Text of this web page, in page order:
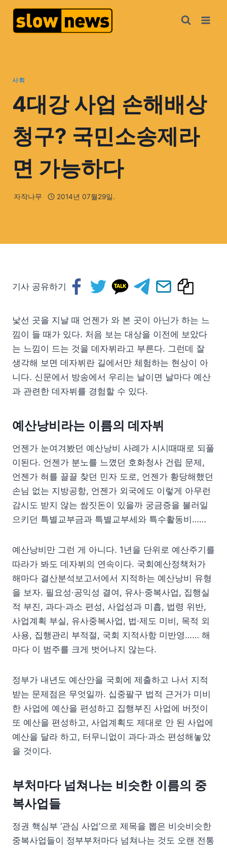
사회
4대강 사업 손해배상
청구? 국민소송제라
면 가능하다
자작나무 2014년 07월29일.
기사 공유하기
낯선 곳을 지날 때 언젠가 와 본 곳이 아닌가 하는 느
낌이 들 때가 있다. 처음 보는 대상을 이전에 보았다
는 느낌이 드는 것을 데자뷔라고 부른다. 그런데 잘
생각해 보면 데자뷔란 길에서만 체험하는 현상이 아
니다. 신문에서 방송에서 우리는 날이면 날마다 예산
과 관련한 데자뷔를 경험할 수 있다.
예산낭비라는 이름의 데자뷔
언젠가 눈여겨봤던 예산낭비 사례가 시시때때로 되풀
이된다. 언젠가 분노를 느꼈던 호화청사 건립 문제,
언젠가 혀를 끌끌 찾던 민자 도로, 언젠가 황당해했던
손님 없는 지방공항, 언젠가 외국에도 이렇게 아무런
감시도 받지 않는 쌈짓돈이 있을까 궁금증을 불러일
으키던 특별교부금과 특별교부세와 특수활동비……
예산낭비만 그런 게 아니다. 1년을 단위로 예산주기를
따라가 봐도 데자뷔의 연속이다. 국회예산정책처가
해마다 결산분석보고서에서 지적하는 예산낭비 유형
을 보자. 필요성·공익성 결여, 유사·중복사업, 집행실
적 부진, 과다·과소 편성, 사업성과 미흡, 법령 위반,
사업계획 부실, 유사중복사업, 법·제도 미비, 목적 외
사용, 집행관리 부적절, 국회 지적사항 미반영…… 해
마다 이 범주를 크게 벗어나지 않는다.
정부가 내년도 예산안을 국회에 제출하고 나서 지적
받는 문제점은 무엇일까. 십중팔구 법적 근거가 미비
한 사업에 예산을 편성하고 집행부진 사업에 버젓이
또 예산을 편성하고, 사업계획도 제대로 안 된 사업에
예산을 달라 하고, 터무니없이 과다·과소 편성해놓았
을 것이다.
부처마다 넘쳐나는 비슷한 이름의 중
복사업들
정권 핵심부 ‘관심 사업’으로 제목을 뽑은 비슷비슷한
중복사업들이 정부부처마다 넘쳐나는 것도 오랜 전통